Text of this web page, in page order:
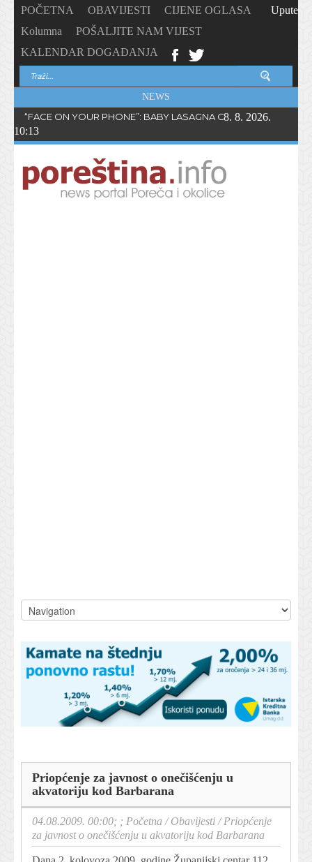
POČETNA OBAVIJESTI
CIJENE OGLASA
Kolumna
POŠALJITE NAM VIJEST
KALENDAR DOGAĐANJA
Upute
NEWS
“FACE ON YOUR PHONE”: BABY LASAGNA OBJAVIO NOVI
8. 8. 2026.
10:13
Priopćenje za javnost o onečišćenju u
akvatoriju kod Barbarana
04.08.2009. 00:00; ; Početna /Obavijesti /Priopćenje
za javnost o onečišćenju u akvatoriju kod Barbarana